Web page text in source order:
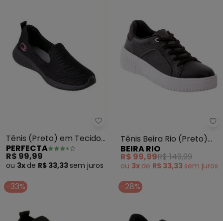
Perfecta - Tênis (Preto) em
Tênis (Preto) em Tecido
Mesh
PERFECTA
R$ 99,99
ou 3x de R$ 33,33 sem juros
Tênis Beira Rio (Preto)
em Sintético
BEIRA RIO
R$ 99,99R$ 149,99
ou 3x de R$ 33,33 sem juros
-33% -28%